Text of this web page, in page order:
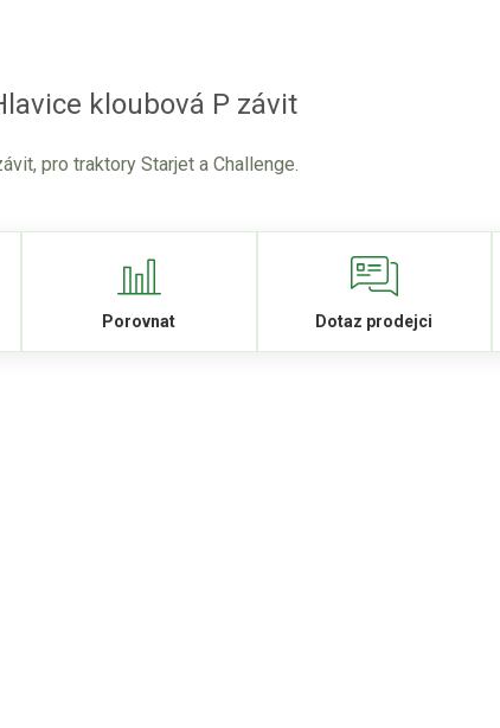
kloubová P závit
pro traktory Starjet a Challenge.
Porovnat Dotaz prodejci